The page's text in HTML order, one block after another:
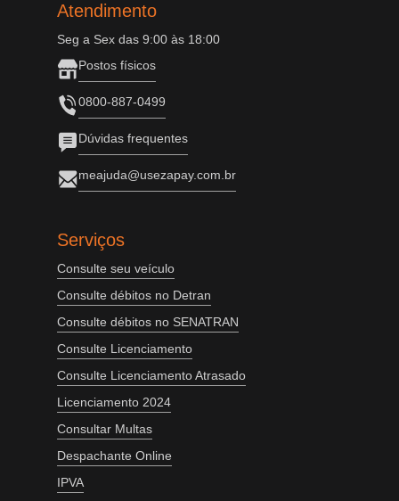
Atendimento
Seg a Sex das 9:00 às 18:00
Postos físicos
0800-887-0499
Dúvidas frequentes
meajuda@usezapay.com.br
Serviços
Consulte seu veículo
Consulte débitos no Detran
Consulte débitos no SENATRAN
Consulte Licenciamento
Consulte Licenciamento Atrasado
Licenciamento 2024
Consultar Multas
Despachante Online
IPVA